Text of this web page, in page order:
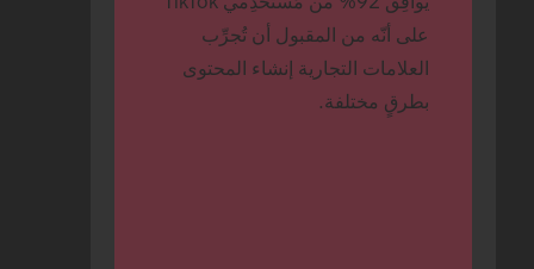
بطرقٍ مختلفة.